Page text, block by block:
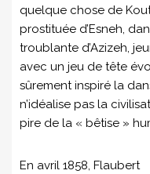
quelque chose de
prostituée d’Esneh,
troublante d’Azizeh,
avec un jeu de tête
sûrement inspiré la
n’idéalise pas la
pire de la « bêtise »
En avril 1858, Flaubert